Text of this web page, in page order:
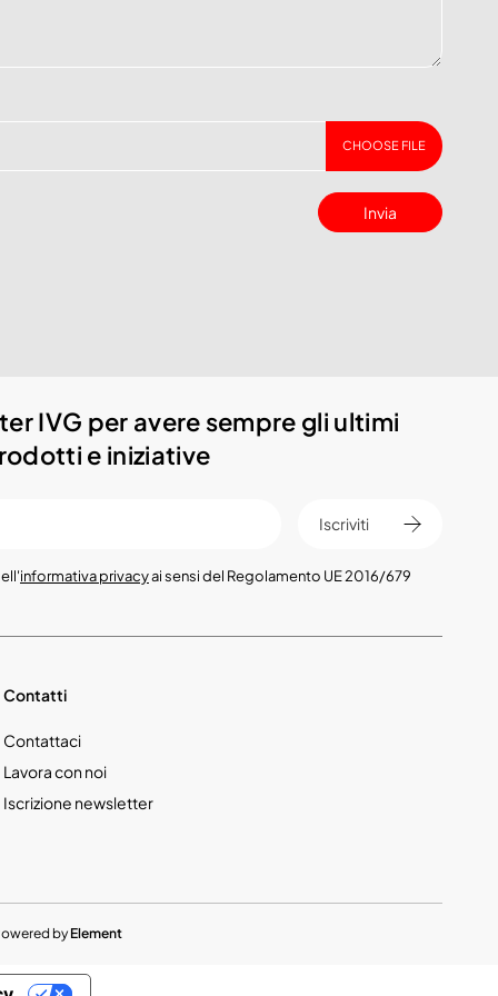
CHOOSE FILE
Invia
IVG per avere sempre gli ultimi
e iniziative
Iscriviti
informativa privacyai sensi del Regolamento UE 2016/679
Contatti
Contattaci
Lavora con noi
Iscrizione newsletter
by Element